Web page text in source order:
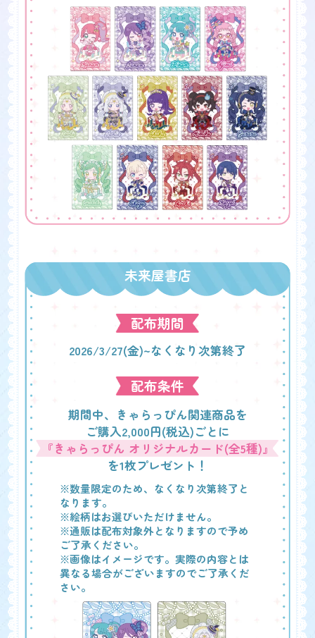
未来屋書店
配布期間
2026/3/27(金)~なくなり次第終了
配布条件
期間中、きゃらっぴん関連商品を
ご購入2,000円(税込)ごとに
『きゃらっぴん オリジナルカード(全5種)』
を1枚プレゼント！
※数量限定のため、なくなり次第終了と
なります。
※絵柄はお選びいただけません。
※通販は配布対象外となりますので予め
ご了承ください。
※画像はイメージです。実際の内容とは
異なる場合がございますのでご了承くだ
さい。